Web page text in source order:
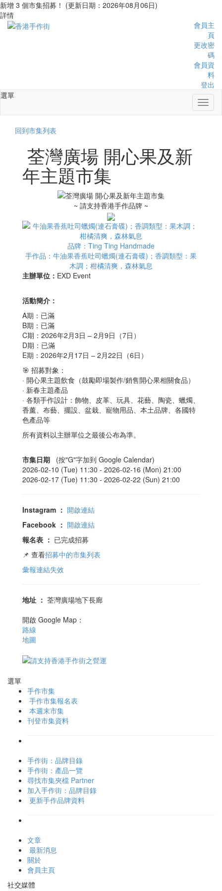
新增 3 個市集招募！ (更新日期：2026年08月06日)
詳情
會員主
頁
更改密
碼
會員資
料
登出
選單
回到市集列表
荃灣廣場 開心果及新
年主題市集
~ 請支持香港手作品牌 ~
品牌：Ting Ting Handmade
手作品：牛油果香蕉吐司蠟燭(連石膏碟)；香調類型：果
木調；柑橘清爽，森林氣息
主辦單位： EXD Event
活動簡介：
A期：已滿
B期：已滿
C期：2026年2月3日 – 2月9日（7日）
D期：已滿
E期：2026年2月17日 – 2月22日（6日）
🎯 招募對象：
· 開心果主題飲食（鼓勵即場製作/銷售開心果相關食品）
· 新春主題產品
· 各類手作設計：飾物、皮革、玩具、花藝、陶瓷、蠟燭、
香薰、布藝、擺設、盆栽、寵物用品、本土品牌、各國特
色產品等
所有資料以主辦單位之最後公布為準。
市集日期
(按"G"字加到 Google Calendar)
2026-02-10 (Tue) 11:30 - 2026-02-16 (Mon) 21:00
2026-02-17 (Tue) 11:30 - 2026-02-22 (Sun) 21:00
Instagram ： 開啟連結
Facebook ： 開啟連結
報名表 ： 已完成招募
📌 查看招募中的市集列表
彙報連結失效
地址 ： 荃灣廣場地下長廊
開啟 Google Map：
路線
地圖
選單
手作市集
手作市集報名表
本週末市集
刊登市集資料
手作街：品牌目錄
手作街：產品一覽
尋找市集夾檔 Partner
加入手作街：品牌目錄
更新手作品牌資料
文章
最新消息
關於
會員主頁
社交媒體